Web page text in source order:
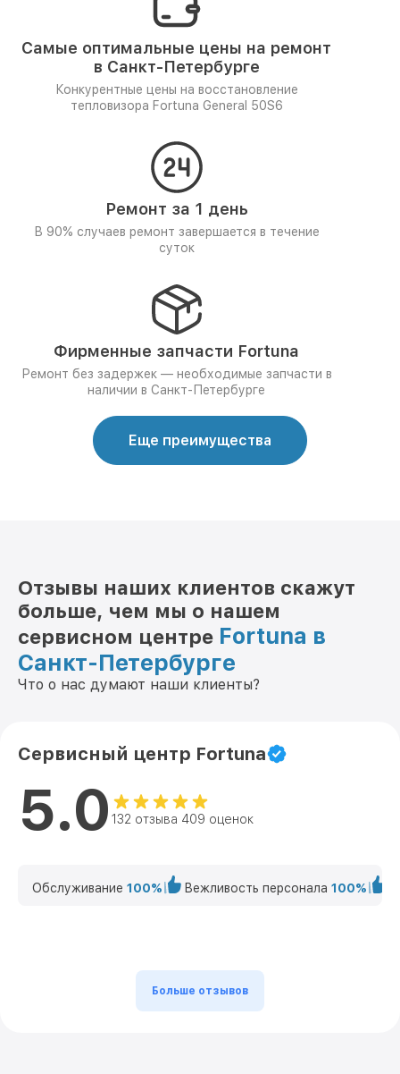
Самые оптимальные цены на ремонт
в Санкт-Петербурге
Конкурентные цены на восстановление
тепловизора Fortuna General 50S6
Ремонт за 1 день
В 90% случаев ремонт завершается в течение
суток
Фирменные запчасти Fortuna
Ремонт без задержек — необходимые запчасти в
наличии в Санкт-Петербурге
Еще преимущества
Отзывы наших клиентов скажут
больше, чем мы о нашем
сервисном центре Fortuna в
Санкт-Петербурге
Что о нас думают наши клиенты?
Сервисный центр Fortuna
5.0 132 отзыва 409 оценок
Обслуживание 100% Вежливость персонала 100%
Больше отзывов